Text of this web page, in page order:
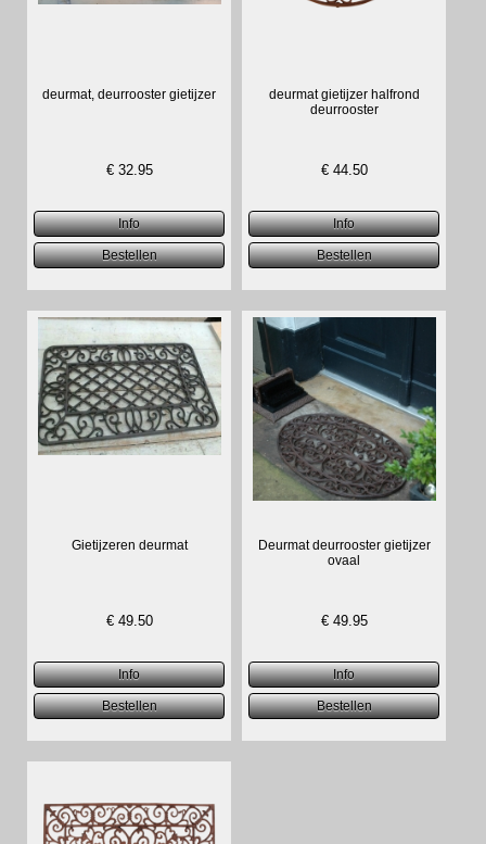
deurmat, deurrooster gietijzer
€ 32.95
deurmat gietijzer halfrond
deurrooster
€ 44.50
Gietijzeren deurmat
€ 49.50
Deurmat deurrooster gietijzer
ovaal
€ 49.95